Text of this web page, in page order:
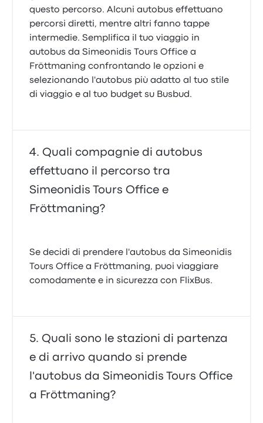
questo percorso. Alcuni autobus effettuano
percorsi diretti, mentre altri fanno tappe
intermedie. Semplifica il tuo viaggio in
autobus da Simeonidis Tours Office a
Fröttmaning confrontando le opzioni e
selezionando l'autobus più adatto al tuo stile
di viaggio e al tuo budget su Busbud.
Quali compagnie di autobus
effettuano il percorso tra
Simeonidis Tours Office e
Fröttmaning?
Se decidi di prendere l'autobus da Simeonidis
Tours Office a Fröttmaning, puoi viaggiare
comodamente e in sicurezza con FlixBus.
Quali sono le stazioni di partenza
e di arrivo quando si prende
l'autobus da Simeonidis Tours Office
a Fröttmaning?